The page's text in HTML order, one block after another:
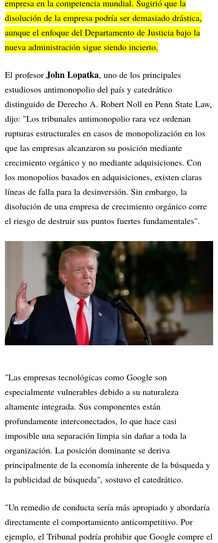
empresa en la competencia mundial. Sugirió que la
disolución de la empresa podría ser demasiado drástica,
aunque el enfoque del Departamento de Justicia bajo la
nueva administración sigue siendo incierto.
El profesor John Lopatka, uno de los principales
estudiosos antimonopolio del país y catedrático
distinguido de Derecho A. Robert Noll en Penn State Law,
dijo: "Los tribunales antimonopolio rara vez ordenan
rupturas estructurales en casos de monopolización en los
que las empresas alcanzaron su posición mediante
crecimiento orgánico y no mediante adquisiciones. Con
los monopolios basados en adquisiciones, existen claras
líneas de falla para la desinversión. Sin embargo, la
disolución de una empresa de crecimiento orgánico corre
el riesgo de destruir sus puntos fuertes fundamentales".
"Las empresas tecnológicas como Google son
especialmente vulnerables debido a su naturaleza
altamente integrada. Sus componentes están
profundamente interconectados, lo que hace casi
imposible una separación limpia sin dañar a toda la
organización. La posición dominante se deriva
principalmente de la economía inherente de la búsqueda y
la publicidad de búsqueda", sostuvo el catedrático.
"Un remedio de conducta sería más apropiado y abordaría
directamente el comportamiento anticompetitivo. Por
ejemplo, el Tribunal podría prohibir que Google compre el